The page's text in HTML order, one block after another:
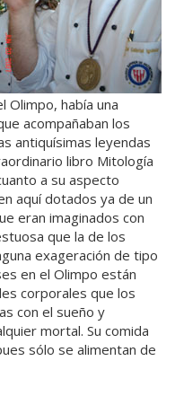
Olimpo, había una
acompañaban los
antiquísimas leyendas
libro Mitología
a su aspecto
aquí dotados ya de un
eran imaginados con
que la de los
exageración de tipo
en el Olimpo están
corporales que los
con el sueño y
mortal. Su comida
sólo se alimentan de